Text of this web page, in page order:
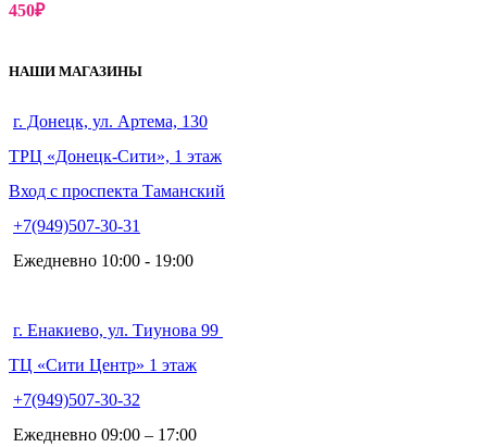
450₽
НАШИ МАГАЗИНЫ
г. Донецк, ул. Артема, 130
ТРЦ «Донецк-Сити», 1 этаж
Вход с проспекта Таманский
+7(949)507-30-31
Ежедневно 10:00 - 19:00
г. Енакиево, ул. Тиунова 99
ТЦ «Сити Центр» 1 этаж
+7(949)507-30-32
Ежедневно 09:00 – 17:00